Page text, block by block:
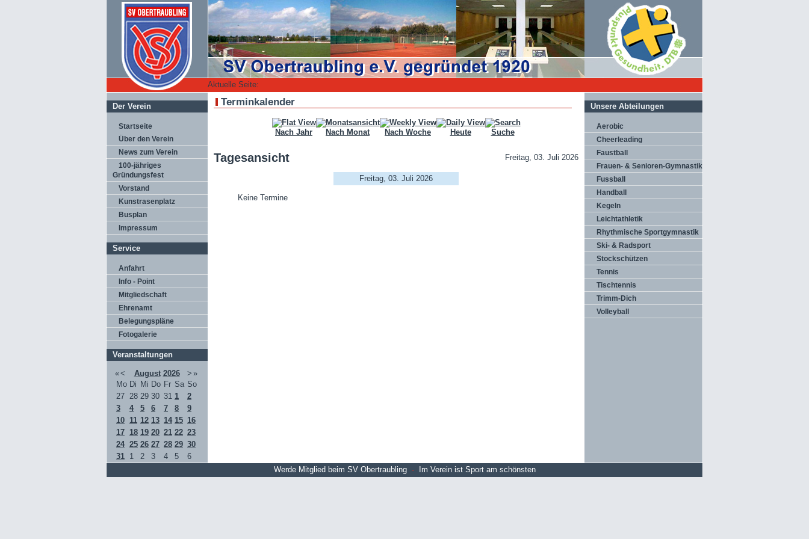
Aktuelle Seite:
Der Verein
Startseite
Über den Verein
News zum Verein
100-jähriges
Gründungsfest
Vorstand
Kunstrasenplatz
Busplan
Impressum
Service
Anfahrt
Info - Point
Mitgliedschaft
Ehrenamt
Belegungspläne
Fotogalerie
Veranstaltungen
«< August 2026 > »
Mo Di Mi Do Fr Sa So
27 28 29 30 31 1
2
3
4 5 6 7 8
9
10 11 12 13 14 15 16
17 18 19 20 21 22 23
24 25 26 27 28 29 30
31 1 2 3 4 5 6
Terminkalender
Nach Jahr Nach Monat Nach Woche Heute Suche
Tagesansicht Freitag, 03. Juli 2026
Freitag, 03. Juli 2026
Keine Termine
Unsere Abteilungen
Aerobic
Cheerleading
Faustball
Frauen- & Senioren-Gymnastik
Fussball
Handball
Kegeln
Leichtathletik
Rhythmische Sportgymnastik
Ski- & Radsport
Stockschützen
Tennis
Tischtennis
Trimm-Dich
Volleyball
Werde Mitglied beim SV Obertraubling -Im Verein ist Sport am schönsten